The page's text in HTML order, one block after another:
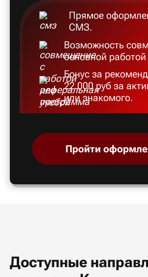
Прямое
СМЗ.
Возможность
основной
Бонус за
22 000 руб за
или знакомого.
Пройти
Доступные